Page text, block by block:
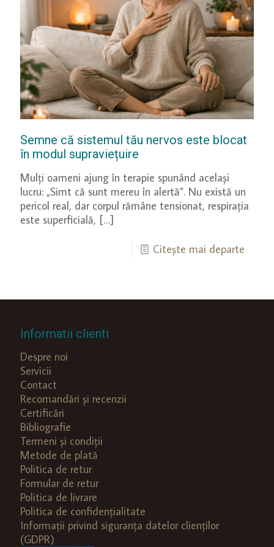
Semne că sistemul tău nervos este blocat
în modul supraviețuire
Mulți oameni ajung în terapie spunând același
lucru: „Simt că sunt mereu în alertă”. Nu există un
pericol real, dar corpul rămâne tensionat, respirația
este superficială, […]
Citește mai departe
Informatii clienti
Despre noi
Servicii
Contact
Recomandări și recenzii
Certificări
Bibliografie
Termeni și condiții
Metode de plată
Politica de retur
Formular de retur
Politica de livrare
Politica de confidențialitate
Informații privind siguranța datelor clienților
(GDPR)